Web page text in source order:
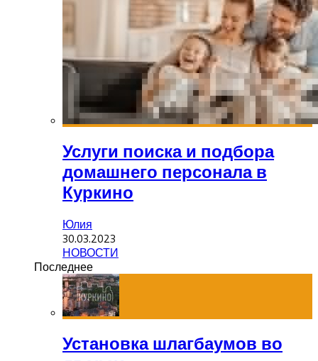
Услуги поиска и подбора
домашнего персонала в
Куркино
Юлия
30.03.2023
НОВОСТИ
Последнее
Установка шлагбаумов во